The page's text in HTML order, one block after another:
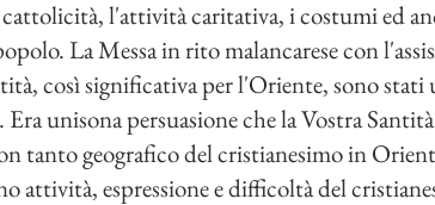
l'attività caritativa, i costumi ed
La Messa in rito malancarese con
così significativa per l'Oriente, sono
Era unisona persuasione che la Vostra
tanto geografico del cristianesimo in
attività, espressione e difficoltà del